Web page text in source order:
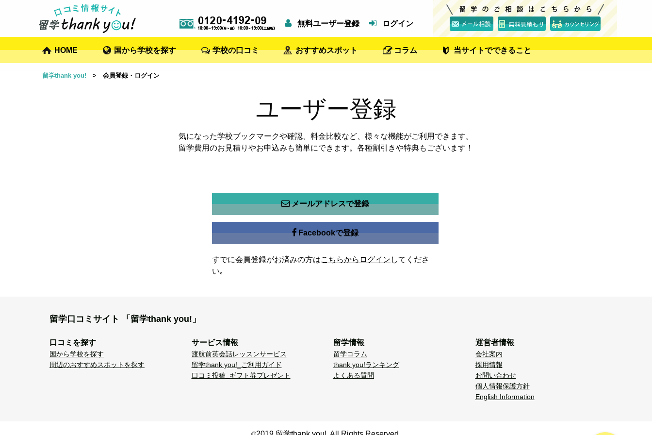
無料ユーザー登録 ログイン
HOME 国から学校を探す 学校の口コミ おすすめスポット コラム 当サイトでできること
留学thank you! > 会員登録・ログイン
ユーザー登録
気になった学校ブックマークや確認、料金比較など、様々な機能がご利用できます。
留学費用のお見積りやお申込みも簡単にできます。各種割引きや特典もございます！
メールアドレスで登録
Facebookで登録
すでに会員登録がお済みの方はこちらからログイン してくださ
い｡
留学口コミサイト 「留学thank you!」
口コミを探す
国から学校を探す
周辺のおすすめスポットを探す
サービス情報
渡航前英会話レッスンサービス
留学thank you!_ご利用ガイド
口コミ投稿_ギフト券プレゼント
留学情報
留学コラム
thank you!ランキング
よくある質問
運営者情報
会社案内
採用情報
お問い合わせ
個人情報保護方針
English Information